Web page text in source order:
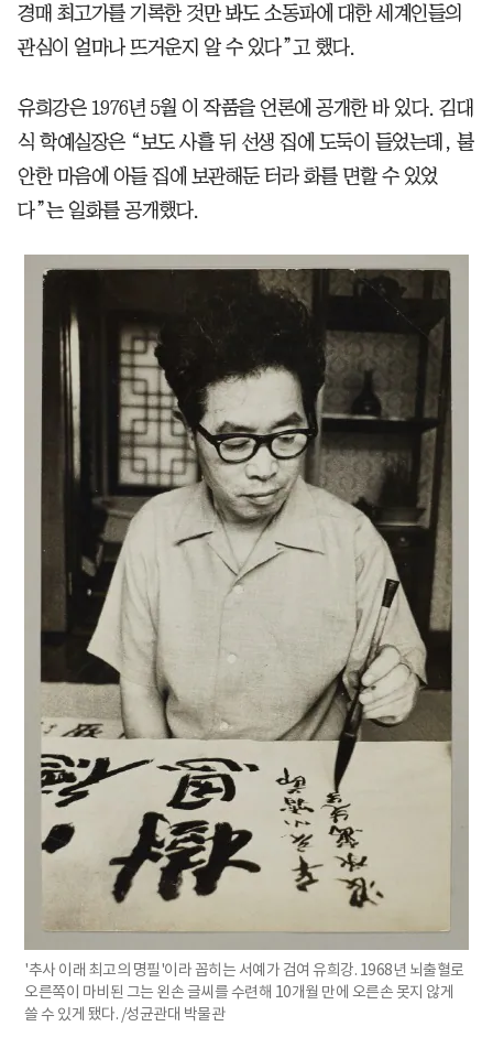
경매 최고가를 기록한 것만 봐도 소동파에 대한 세계인들의
관심이 얼마나 뜨거운지 알 수 있다”고 했다.
유희강은 1976년 5월 이 작품을 언론에 공개한 바 있다. 김대
식 학예실장은 “보도 사흘 뒤 선생 집에 도둑이 들었는데, 불
안한 마음에 아들 집에 보관해둔 터라 화를 면할 수 있었
다”는 일화를 공개했다.
'추사 이래 최고의 명필'이라 꼽히는 서예가 검여 유희강. 1968년 뇌출혈로
오른쪽이 마비된 그는 왼손 글씨를 수련해 10개월 만에 오른손 못지 않게
쓸 수 있게 됐다. /성균관대 박물관